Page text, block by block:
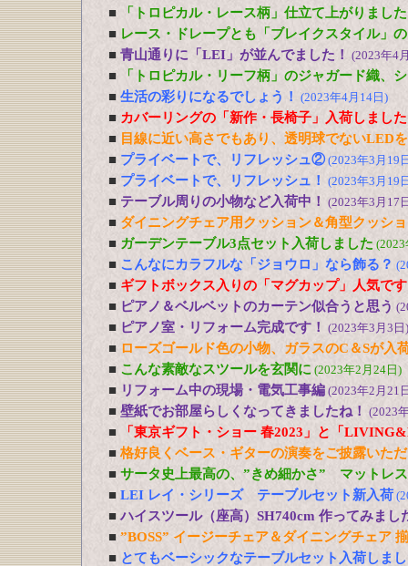
■ 「トロピカル・レース柄」仕立て上がりました
■ レース・ドレープとも「ブレイクスタイル」
■ 青山通りに「LEI」が並んでました！ (2023年4
■
「トロピカル・リーフ柄」のジャガード織、
■ 生活の彩りになるでしょう！ (2023年4月14日)
■ カバーリングの「新作・長椅子」入荷しまし
■ 目線に近い高さでもあり、透明球でないLED
■ プライベートで、リフレッシュ② (2023年3月19
■ プライベートで、リフレッシュ！ (2023年3月19
■ テーブル周りの小物など入荷中！ (2023年3月17
■ ダイニングチェア用クッション＆角型クッシ
■ ガーデンテーブル3点セット入荷しました
■ こんなにカラフルな「ジョウロ」なら飾る？
■ ギフトボックス入りの「マグカップ」人気で
■ ピアノ＆ベルベットのカーテン似合うと思う
■ ピアノ室・リフォーム完成です！ (2023年3月3日)
■ ローズゴールド色の小物、ガラスのC＆Sが入
■ こんな素敵なスツールを玄関に (2023年2月24日)
■ リフォーム中の現場・電気工事編 (2023年2月21
■ 壁紙でお部屋らしくなってきましたね！ (2023
■
「東京ギフト・ショー 春2023」と「
■ 格好良くベース・ギターの演奏をご披露いた
■ サータ史上最高の、”きめ細かさ” マットレ
■ LEI レイ・シリーズ テーブルセット新入荷
■ ハイスツール（座高）SH740cm 作ってみまし
■ ”BOSS” イージーチェア＆ダイニングチェア
■ とてもベーシックなテーブルセット入荷しま